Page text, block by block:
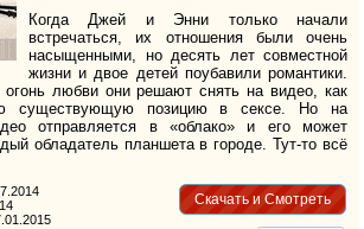
Когда Джей и Энни только начали
встречаться, их отношения были очень
насыщенными, но десять лет совместной
жизни и двое детей поубавили романтики.
любви они решают снять на видео, как
существующую позицию в сексе. Но на
отправляется в «облако» и его может
обладатель планшета в городе. Тут-то всё
Скачать и Смотреть